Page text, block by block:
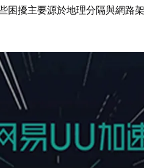
困擾主要源於地理分隔與網路